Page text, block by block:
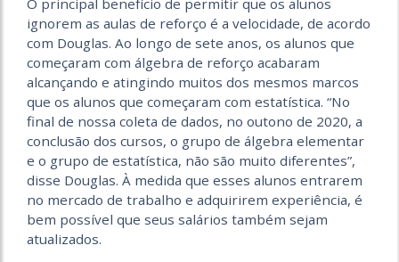
ignorem as aulas de reforço é a velocidade, de acordo
com Douglas. Ao longo de sete anos, os alunos que
começaram com álgebra de reforço acabaram
alcançando e atingindo muitos dos mesmos marcos
que os alunos que começaram com estatística. “No
final de nossa coleta de dados, no outono de 2020, a
conclusão dos cursos, o grupo de álgebra elementar
e o grupo de estatística, não são muito diferentes”,
disse Douglas. À medida que esses alunos entrarem
no mercado de trabalho e adquirirem experiência, é
bem possível que seus salários também sejam
atualizados.